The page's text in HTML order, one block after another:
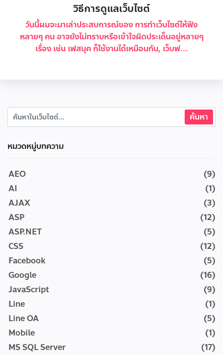
วิธีการดูแลเว็บไซต์
วันนี้ผมจะมาเล่าประสบการณ์ของ การทำเว็บไซต์ให้ฟัง
หลายๆ คน อาจยังไม่ทราบหรือเข้าใจผิดประเด็นอยู่หลายๆ
เรื่อง เช่น เฟสบุค ก็ใช้งานได้เหมือนกัน, เว็บฟ...
หมวดหมู่บทความ
AEO
(9)
AI
(1)
AJAX
(3)
ASP
(12)
ASP.NET
(5)
CSS
(12)
Facebook
(5)
Google
(16)
JavaScript
(9)
Line
(1)
Line OA
(5)
Mobile
(1)
MS SQL Server
(17)